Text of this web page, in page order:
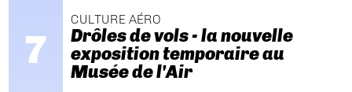
CULTURE AÉRO
Drôles de vols - la nouvelle
exposition temporaire au
Musée de l'Air